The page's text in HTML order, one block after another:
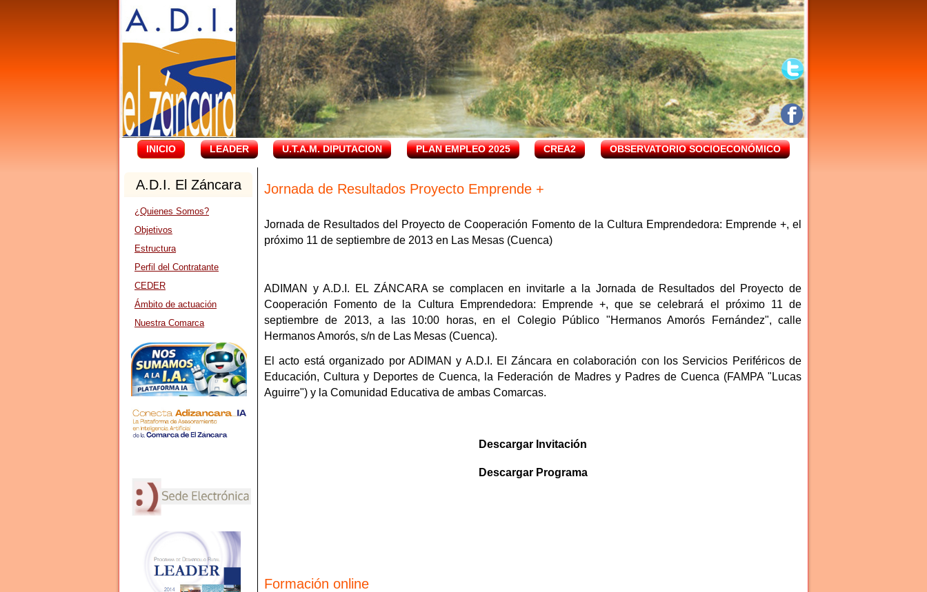
INICIO LEADER U.T.A.M. DIPUTACION PLAN EMPLEO 2025 CREA2 OBSERVATORIO SOCIOECONÓMICO
A.D.I. El Záncara
¿Quienes Somos?
Objetivos
Estructura
Perfil del Contratante
CEDER
Ámbito de actuación
Nuestra Comarca
Jornada de Resultados Proyecto Emprende +
Jornada de Resultados del Proyecto de Cooperación Fomento de la Cultura Emprendedora: Emprende +, el
próximo 11 de septiembre de 2013 en Las Mesas (Cuenca)
ADIMAN y A.D.I. EL ZÁNCARA se complacen en invitarle a la Jornada de Resultados del Proyecto de
Cooperación Fomento de la Cultura Emprendedora: Emprende +, que se celebrará el próximo 11 de
septiembre de 2013, a las 10:00 horas, en el Colegio Público "Hermanos Amorós Fernández", calle
Hermanos Amorós, s/n de Las Mesas (Cuenca).
El acto está organizado por ADIMAN y A.D.I. El Záncara en colaboración con los Servicios Periféricos de
Educación, Cultura y Deportes de Cuenca, la Federación de Madres y Padres de Cuenca (FAMPA "Lucas
Aguirre") y la Comunidad Educativa de ambas Comarcas.
Descargar Invitación
Descargar Programa
Formación online